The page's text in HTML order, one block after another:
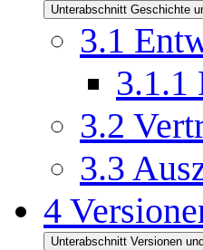
Unterabschnitt Geschichte
3.1
3.1.1
3.2
3.3
4
Unterabschnitt Versionen